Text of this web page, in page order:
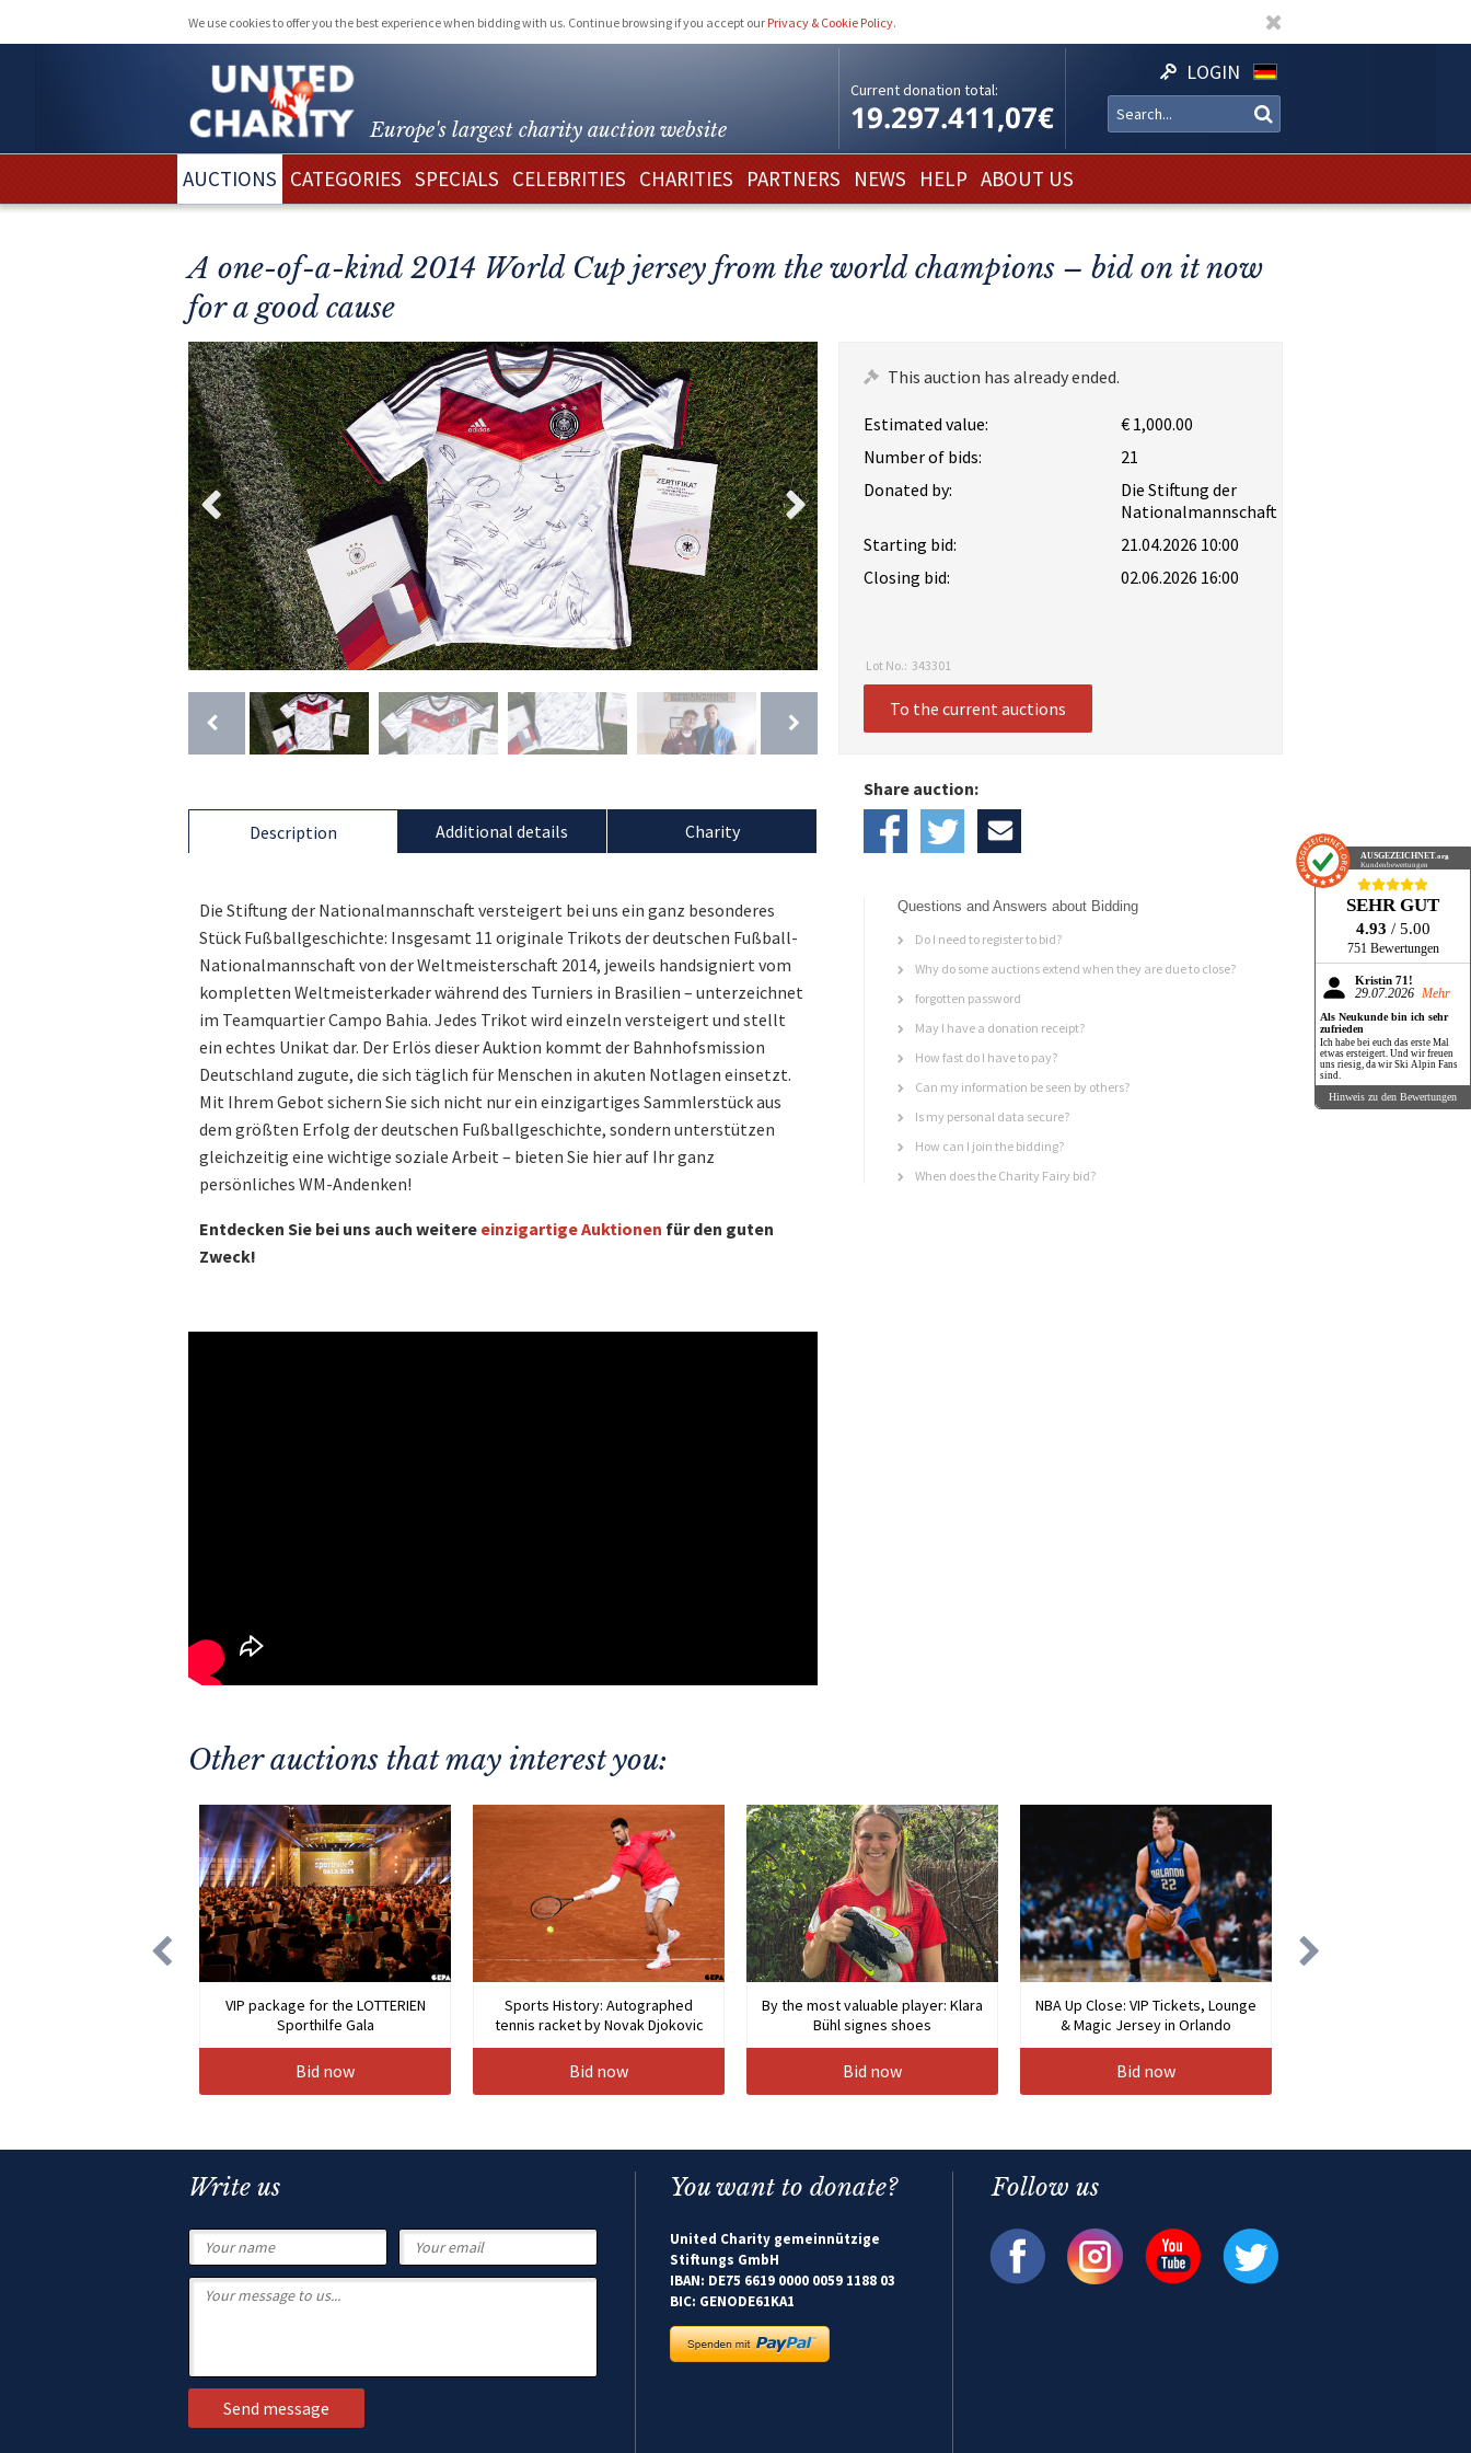
We use cookies to offer you the best experience when bidding with us. Continue browsing if you accept our Privacy & Cookie Policy.
Europe's largest charity auction website
Current donation total:
19.297.411,07€
LOGIN
AUCTIONS CATEGORIES SPECIALS CELEBRITIES CHARITIES PARTNERS NEWS HELP ABOUT US
A one-of-a-kind 2014 World Cup jersey from the world champions – bid on it now
for a good cause
This auction has already ended.
Estimated value:
€ 1,000.00
Number of bids:
21
Donated by:
Die Stiftung der
Nationalmannschaft
Starting bid:
21.04.2026 10:00
Closing bid:
02.06.2026 16:00
Lot No.: 343301
To the current auctions
Description
Die Stiftung der Nationalmannschaft versteigert bei uns ein ganz besonderes
Stück Fußballgeschichte: Insgesamt 11 originale Trikots der deutschen Fußball-
Nationalmannschaft von der Weltmeisterschaft 2014, jeweils handsigniert vom
kompletten Weltmeisterkader während des Turniers in Brasilien – unterzeichnet
im Teamquartier Campo Bahia. Jedes Trikot wird einzeln versteigert und stellt
ein echtes Unikat dar. Der Erlös dieser Auktion kommt der Bahnhofsmission
Deutschland zugute, die sich täglich für Menschen in akuten Notlagen einsetzt.
Mit Ihrem Gebot sichern Sie sich nicht nur ein einzigartiges Sammlerstück aus
dem größten Erfolg der deutschen Fußballgeschichte, sondern unterstützen
gleichzeitig eine wichtige soziale Arbeit – bieten Sie hier auf Ihr ganz
persönliches WM-Andenken!
Entdecken Sie bei uns auch weitere einzigartige Auktionen für den guten
Zweck!
Additional details Charity
Share auction:
Questions and Answers about Bidding
Do I need to register to bid?
Why do some auctions extend when they are due to close?
forgotten password
May I have a donation receipt?
How fast do I have to pay?
Can my information be seen by others?
Is my personal data secure?
How can I join the bidding?
When does the Charity Fairy bid?
Other auctions that may interest you:
VIP package for the LOTTERIEN
Sporthilfe Gala
Bid now
Sports History: Autographed
tennis racket by Novak Djokovic
Bid now
By the most valuable player: Klara
Bühl signes shoes
Bid now
NBA Up Close: VIP Tickets, Lounge
& Magic Jersey in Orlando
Bid now
Write us You want to donate?
United Charity gemeinnützige
Stiftungs GmbH
IBAN: DE75 6619 0000 0059 1188 03
BIC: GENODE61KA1
Follow us
AUSGEZEICHNET.org
Kundenbewertungen
SEHR GUT
4.93 / 5.00
751 Bewertungen
Kristin 71!
29.07.2026 Mehr
Als Neukunde bin ich sehr
zufrieden
Ich habe bei euch das erste Mal
etwas ersteigert. Und wir freuen
uns riesig, da wir Ski Alpin Fans
sind.
Hinweis zu den Bewertungen